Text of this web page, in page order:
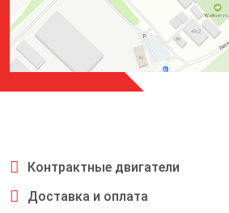
Контрактные двигатели
Доставка и оплата